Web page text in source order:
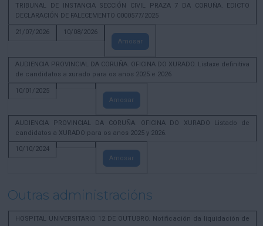
TRIBUNAL DE INSTANCIA SECCIÓN CIVIL PRAZA 7 DA CORUÑA. EDICTO
DECLARACIÓN DE FALECEMENTO 0000577/2025
21/07/2026
10/08/2026
Amosar
AUDIENCIA PROVINCIAL DA CORUÑA. OFICINA DO XURADO. Listaxe definitiva
de candidatos a xurado para os anos 2025 e 2026
10/01/2025
Amosar
AUDIENCIA PROVINCIAL DA CORUÑA. OFICINA DO XURADO Listado de
candidatos a XURADO para os anos 2025 y 2026.
10/10/2024
Amosar
Outras administracións
HOSPITAL UNIVERSITARIO 12 DE OUTUBRO. Notificación da liquidación de